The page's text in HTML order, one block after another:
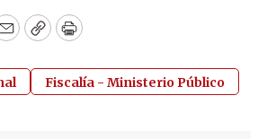
EmailCopyPrint
Fiscalía - Ministerio Público